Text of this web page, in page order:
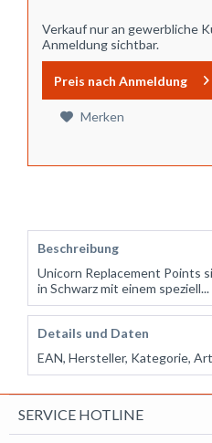
Verkauf nur an gewerbliche
Anmeldung sichtbar.
Preis nach Anmeldung
Merken
Beschreibung
Unicorn Replacement Points
in Schwarz mit einem speziell...
Details und Daten
EAN, Hersteller, Kategorie,
SERVICE HOTLINE